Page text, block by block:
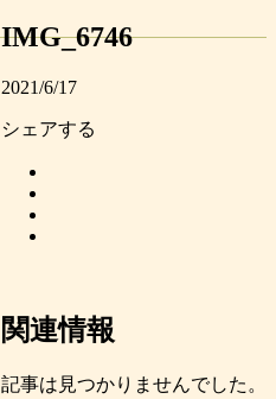
IMG_6746
2021/6/17
シェアする
関連情報
記事は見つかりませんでした。